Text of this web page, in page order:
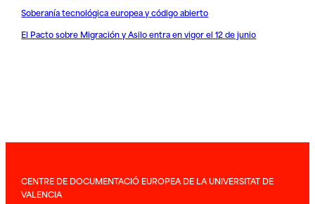
Soberanía tecnológica europea y código abierto
El Pacto sobre Migración y Asilo entra en vigor el 12 de junio
CENTRE DE DOCUMENTACIÓ EUROPEA DE LA UNIVERSITAT DE
VALENCIA